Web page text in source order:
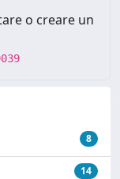
o creare un
8
14